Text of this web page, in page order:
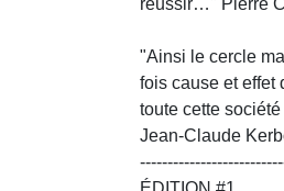
"Ainsi le cercle
fois cause et effet
toute cette
Jean-Claude